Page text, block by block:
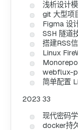
浅析设计
git 大型项
Figma 设
SSH 隧道
搭建RSS
Linux
webflux-
简单配置
2023 33
现代密码
docker持